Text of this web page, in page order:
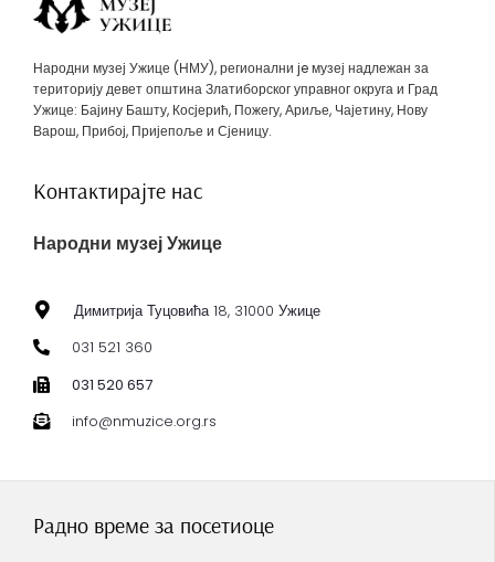
Народни музеј Ужице (НМУ), регионални je музеј надлежан за
територију девет општина Златиборског управног округа и Град
Ужице: Бајину Башту, Косјерић, Пожегу, Ариље, Чајетину, Нову
Варош, Прибој, Пријепоље и Сјеницу.
Контактирајте нас
Народни музеј Ужице
Димитрија Туцовића 18, 31000 Ужице
031 521 360
031 520 657
info@nmuzice.org.rs
Радно време за посетиоце